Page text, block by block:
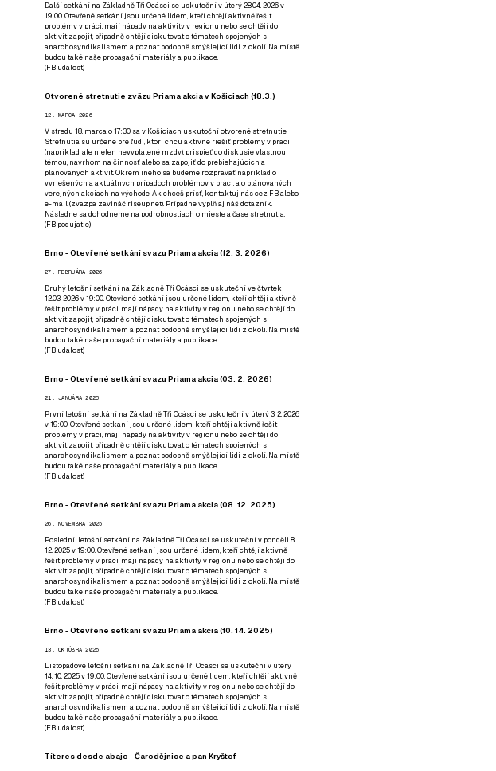
Další setkání na Základně Tři Ocásci se uskuteční v úterý 28.04. 2026 v
19:00. Otevřené setkání jsou určené lidem, kteří chtějí aktivně řešit
problémy v práci, mají nápady na aktivity v regionu nebo se chtějí do
aktivit zapojit, případně chtějí diskutovat o tématech spojených s
anarchosyndikalismem a poznat podobně smýšlející lidi z okolí. Na místě
budou také naše propagační materiály a publikace.
(FB událost)
Otvorené stretnutie zväzu Priama akcia v Košiciach (18.3.)
12. MARCA 2026
V stredu 18. marca o 17:30 sa v Košiciach uskutoční otvorené stretnutie.
Stretnutia sú určené pre ľudí, ktorí chcú aktívne riešiť problémy v práci
(napríklad, ale nielen nevyplatené mzdy), prispieť do diskusie vlastnou
témou, návrhom na činnosť alebo sa zapojiť do prebiehajúcich a
plánovaných aktivít. Okrem iného sa budeme rozprávať napríklad o
vyriešených a aktuálnych prípadoch problémov v práci, a o plánovaných
verejných akciach na východe. Ak chceš prísť, kontaktuj nás cez FBalebo
e-mail (zvazpa zavináč riseup.net). Prípadnevyplň aj náš dotazník.
Následne sa dohodneme na podrobnostiach o mieste a čase stretnutia.
(FB podujatie)
Brno - Otevřené setkání svazu Priama akcia (12. 3. 2026)
27. FEBRUÁRA 2026
Druhý letošní setkání na Základně Tři Ocásci se uskuteční ve čtvrtek
12.03. 2026 v 19:00. Otevřené setkání jsou určené lidem, kteří chtějí aktivně
řešit problémy v práci, mají nápady na aktivity v regionu nebo se chtějí do
aktivit zapojit, případně chtějí diskutovat o tématech spojených s
anarchosyndikalismem a poznat podobně smýšlející lidi z okolí. Na místě
budou také naše propagační materiály a publikace.
(FB událost)
Brno - Otevřené setkání svazu Priama akcia (03. 2. 2026)
21. JANUÁRA 2026
První letošní setkání na Základně Tři Ocásci se uskuteční v úterý 3. 2. 2026
v 19:00. Otevřené setkání jsou určené lidem, kteří chtějí aktivně řešit
problémy v práci, mají nápady na aktivity v regionu nebo se chtějí do
aktivit zapojit, případně chtějí diskutovat o tématech spojených s
anarchosyndikalismem a poznat podobně smýšlející lidi z okolí. Na místě
budou také naše propagační materiály a publikace.
(FB událost)
Brno - Otevřené setkání svazu Priama akcia (08. 12. 2025)
26. NOVEMBRA 2025
Poslední letošní setkání na Základně Tři Ocásci se uskuteční v ponděli 8.
12. 2025 v 19:00. Otevřené setkání jsou určené lidem, kteří chtějí aktivně
řešit problémy v práci, mají nápady na aktivity v regionu nebo se chtějí do
aktivit zapojit, případně chtějí diskutovat o tématech spojených s
anarchosyndikalismem a poznat podobně smýšlející lidi z okolí. Na místě
budou také naše propagační materiály a publikace.
(FB událost)
Brno - Otevřené setkání svazu Priama akcia (10. 14. 2025)
13. OKTÓBRA 2025
Listopadové letošní setkání na Základně Tři Ocásci se uskuteční v úterý
14. 10. 2025 v 19:00. Otevřené setkání jsou určené lidem, kteří chtějí aktivně
řešit problémy v práci, mají nápady na aktivity v regionu nebo se chtějí do
aktivit zapojit, případně chtějí diskutovat o tématech spojených s
anarchosyndikalismem a poznat podobně smýšlející lidi z okolí. Na místě
budou také naše propagační materiály a publikace.
(FB událost)
Títeres desde abajo - Čarodějnice a pan Kryštof